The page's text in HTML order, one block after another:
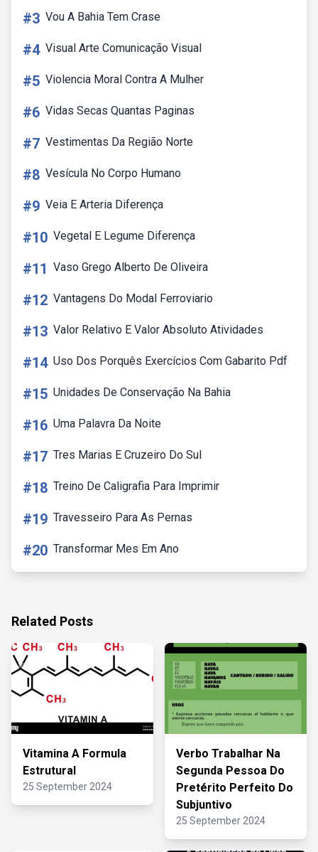
#3 Vou A Bahia Tem Crase
#4 Visual Arte Comunicação Visual
#5 Violencia Moral Contra A Mulher
#6 Vidas Secas Quantas Paginas
#7 Vestimentas Da Região Norte
#8 Vesícula No Corpo Humano
#9 Veia E Arteria Diferença
#10 Vegetal E Legume Diferença
#11 Vaso Grego Alberto De Oliveira
#12 Vantagens Do Modal Ferroviario
#13 Valor Relativo E Valor Absoluto Atividades
#14 Uso Dos Porquês Exercícios Com Gabarito Pdf
#15 Unidades De Conservação Na Bahia
#16 Uma Palavra Da Noite
#17 Tres Marias E Cruzeiro Do Sul
#18 Treino De Caligrafia Para Imprimir
#19 Travesseiro Para As Pernas
#20 Transformar Mes Em Ano
Related Posts
Vitamina A Formula
Estrutural
25 September 2024
Verbo Trabalhar Na
Segunda Pessoa Do
Pretérito Perfeito Do
Subjuntivo
25 September 2024